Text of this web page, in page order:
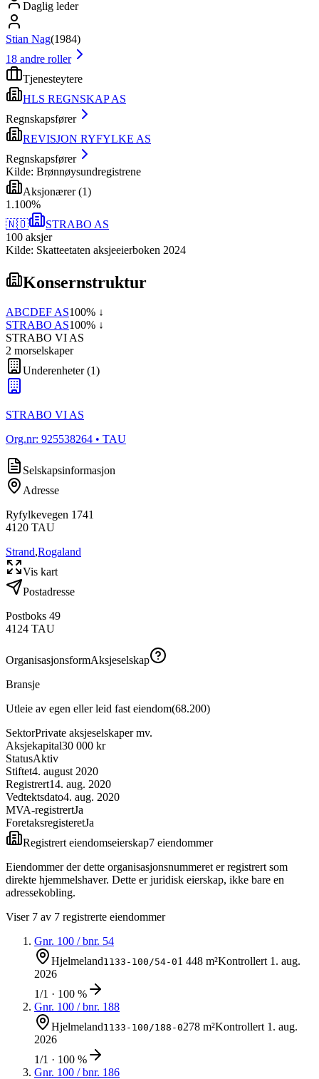
Daglig leder
Stian Nag(1984)
18 andre roller
Tjenesteytere
HLS REGNSKAP AS
Regnskapsfører
REVISJON RYFYLKE AS
Regnskapsfører
Kilde: Brønnøysundregistrene
Aksjonærer(1)
1 .100%
🇳🇴
STRABO AS
100 aksjer
Kilde: Skatteetaten aksjeeierboken 2024
Konsernstruktur
ABCDEF AS100% ↓
STRABO AS100% ↓
STRABO VI AS
2 morselskaper
Underenheter(1)
STRABO VI AS
Org.nr: 925538264 • TAU
Selskapsinformasjon
Adresse
Ryfylkevegen 1741
4120 TAU
Strand,Rogaland
Vis kart
Postadresse
Postboks 49
4124 TAU
OrganisasjonsformAksjeselskap
Bransje
Utleie av egen eller leid fast eiendom(68.200)
SektorPrivate aksjeselskaper mv.
Aksjekapital30 000 kr
StatusAktiv
Stiftet4. august 2020
Registrert14. aug. 2020
Vedtektsdato4. aug. 2020
MVA-registrertJa
ForetaksregisteretJa
Registrert eiendomseierskap7 eiendommer
Eiendommer der dette organisasjonsnummeret er registrert som
direkte hjemmelshaver. Dette er juridisk eierskap, ikke bare en
adressekobling.
Viser 7 av 7 registrerte eiendommer
Gnr. 100 / bnr. 54
Hjelmeland1133-100/54-01 448 m²Kontrollert 1. aug.
2026
1/1 · 100 %
Gnr. 100 / bnr. 188
Hjelmeland1133-100/188-0278 m²Kontrollert 1. aug.
2026
1/1 · 100 %
Gnr. 100 / bnr. 186